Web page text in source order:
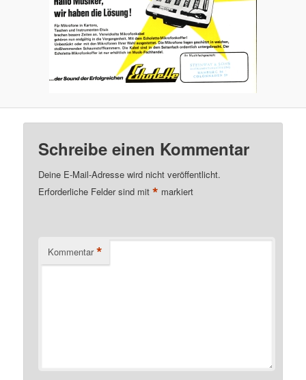
Schreibe einen Kommentar
Deine E-Mail-Adresse wird nicht veröffentlicht.
Erforderliche Felder sind mit* markiert
Kommentar *